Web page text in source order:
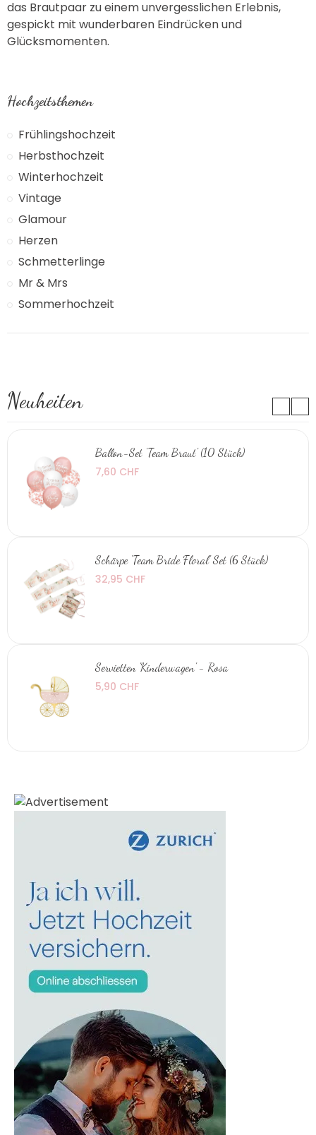
das Brautpaar zu einem unvergesslichen Erlebnis,
gespickt mit wunderbaren Eindrücken und
Glücksmomenten.
Hochzeitsthemen
Frühlingshochzeit
Herbsthochzeit
Winterhochzeit
Vintage
Glamour
Herzen
Schmetterlinge
Mr & Mrs
Sommerhochzeit
Neuheiten
Ballon-Set 'Team Braut' (10 Stück)
7,60 CHF
Schärpe 'Team Bride Floral' Set (6 Stück)
32,95 CHF
Servietten 'Kinderwagen' - Rosa
5,90 CHF